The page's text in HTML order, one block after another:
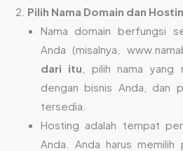
Pilih Nama Domain dan
Nama domain berfungsi
Anda (misalnya,
dari itu , pilih nama yang
dengan bisnis Anda, dan
tersedia.
Hosting adalah tempat
Anda. Anda harus